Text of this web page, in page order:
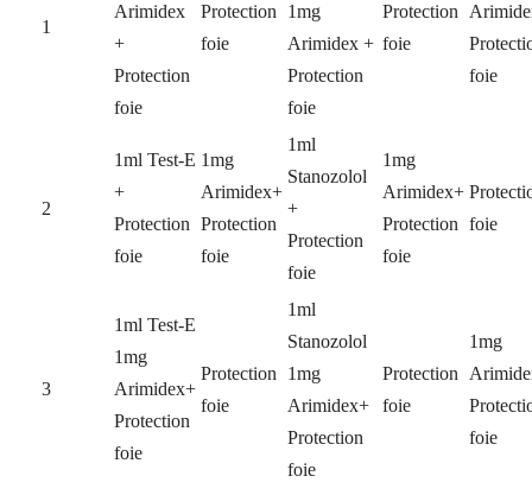
1
Arimidex
+
Protection
foie
Protection
foie
1mg
Arimidex +
Protection
foie
Protection
foie
foie
2
1ml Test-E
+
Protection
foie
1mg
Arimidex+
Protection
foie
1ml
Stanozolol
+
Protection
foie
1mg
Arimidex+
Protection
foie
foie
3
1ml Test-E
1mg
Arimidex+
Protection
foie
Protection
foie
1ml
Stanozolol
1mg
Arimidex+
Protection
foie
Protection
foie
1mg
foie